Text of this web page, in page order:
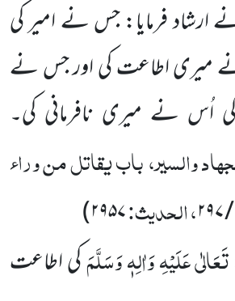
ارشاد فرمایا: جس نے امیر کی
میری اطاعت کی اور جس نے
کی اُس نے میری نافرمانی کی۔
والسیر، باب یقاتل من وراء
، الحدیث:۲۹۵۷)
عَلَیْہِ وَاٰلِہٖ وَسَلَّمَکی اطاعت